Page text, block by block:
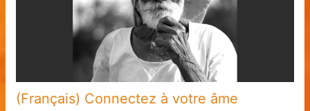
(Français) Connectez à votre âme